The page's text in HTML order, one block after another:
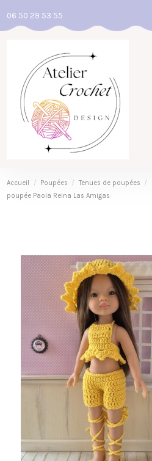
06 50 29 53 55
Accueil Poupées Tenues de poupées
poupée Paola Reina Las Amigas